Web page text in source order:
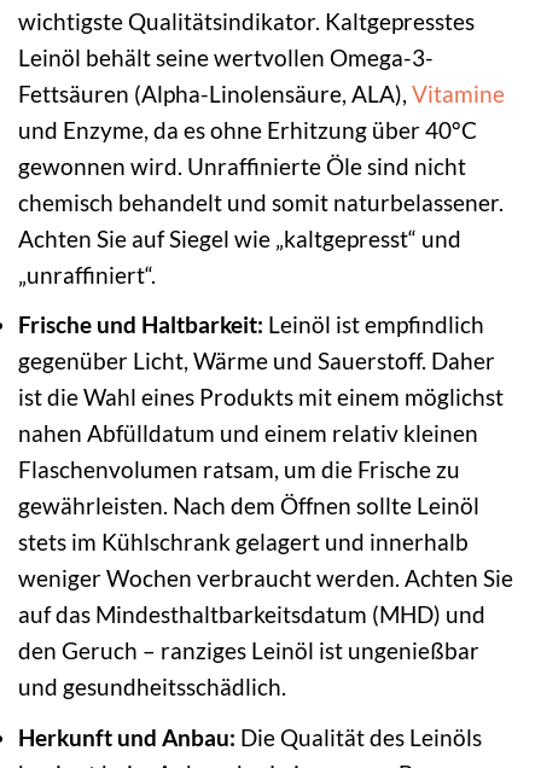
wichtigste Qualitätsindikator. Kaltgepresstes
Leinöl behält seine wertvollen Omega-3-
Fettsäuren (Alpha-Linolensäure, ALA), Vitamine
und Enzyme, da es ohne Erhitzung über 40°C
gewonnen wird. Unraffinierte Öle sind nicht
chemisch behandelt und somit naturbelassener.
Achten Sie auf Siegel wie „kaltgepresst“ und
„unraffiniert“.
Frische und Haltbarkeit: Leinöl ist empfindlich
gegenüber Licht, Wärme und Sauerstoff. Daher
ist die Wahl eines Produkts mit einem möglichst
nahen Abfülldatum und einem relativ kleinen
Flaschenvolumen ratsam, um die Frische zu
gewährleisten. Nach dem Öffnen sollte Leinöl
stets im Kühlschrank gelagert und innerhalb
weniger Wochen verbraucht werden. Achten Sie
auf das Mindesthaltbarkeitsdatum (MHD) und
den Geruch – ranziges Leinöl ist ungenießbar
und gesundheitsschädlich.
Herkunft und Anbau: Die Qualität des Leinöls